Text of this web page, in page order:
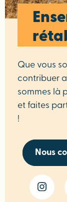
Que vous
contribuer
sommes là
et faites
!
Nous